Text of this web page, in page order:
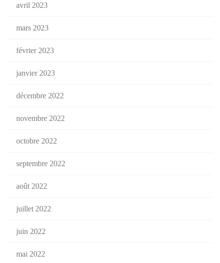
avril 2023
mars 2023
février 2023
janvier 2023
décembre 2022
novembre 2022
octobre 2022
septembre 2022
août 2022
juillet 2022
juin 2022
mai 2022